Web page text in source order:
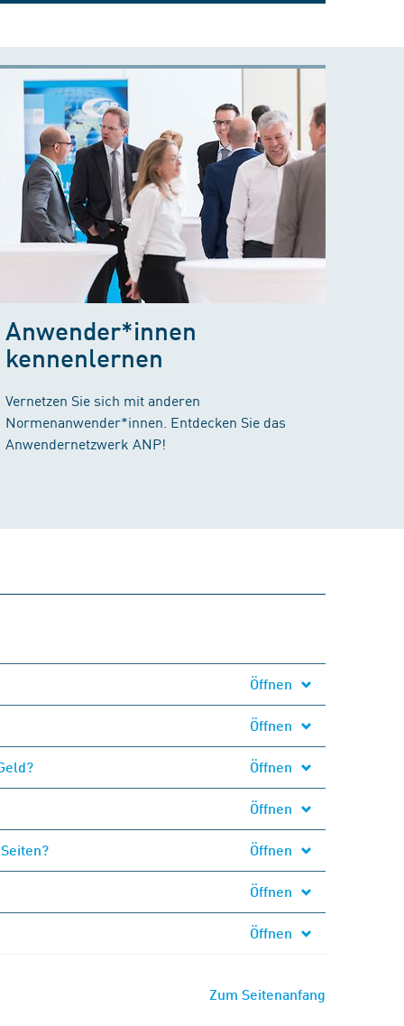
Anwender*innen
kennenlernen
Vernetzen Sie sich mit anderen
Normenanwender*innen. Entdecken Sie das
Anwendernetzwerk ANP!
Öffnen
Öffnen
Öffnen
Öffnen
Öffnen
Öffnen
Öffnen
Zum Seitenanfang